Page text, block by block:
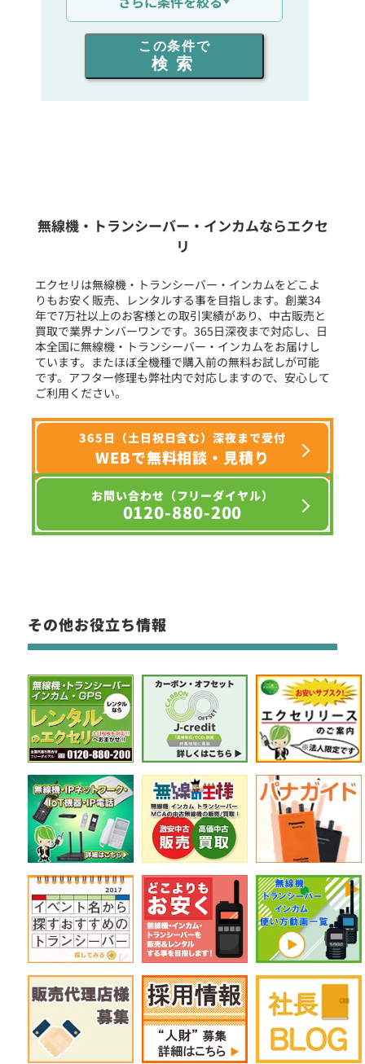
出力を選ぶ
同時通話人数を選ぶ
フリーワード入力(製品名等)
選択条件をリセット
この条件で
検索
無線機・トランシーバー・インカムならエクセ
リ
エクセリは無線機・トランシーバー・インカムをどこよ
りもお安く販売、レンタルする事を目指します。創業34
年で7万社以上のお客様との取引実績があり、中古販売と
買取で業界ナンバーワンです。365日深夜まで対応し、日
本全国に無線機・トランシーバー・インカムをお届けし
ています。またほぼ全機種で購入前の無料お試しが可能
です。アフター修理も弊社内で対応しますので、安心して
ご利用ください。
365日（土日祝日含む）深夜まで受付
WEBで無料相談・見積り
お問い合わせ（フリーダイヤル）
0120-880-200
その他お役立ち情報